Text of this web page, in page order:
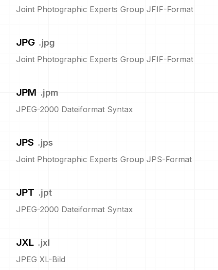
Joint Photographic Experts Group JFIF-Format
JPG .jpg
Joint Photographic Experts Group JFIF-Format
JPM .jpm
JPEG-2000 Dateiformat Syntax
JPS .jps
Joint Photographic Experts Group JPS-Format
JPT .jpt
JPEG-2000 Dateiformat Syntax
JXL .jxl
JPEG XL-Bild